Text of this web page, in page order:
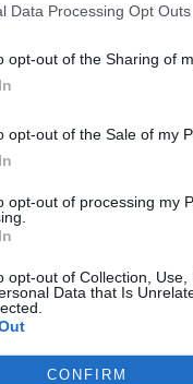
Data Processing Opt Outs
opt-out of the Sharing of
opt-out of the Sale of my
opt-out of processing my
opt-out of Collection,
Data that Is
CONFIRM
σε ηλικία και
περισσότερο